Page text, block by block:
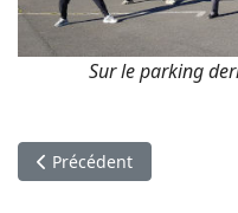
Sur le parking
Article précédent :
Précédent